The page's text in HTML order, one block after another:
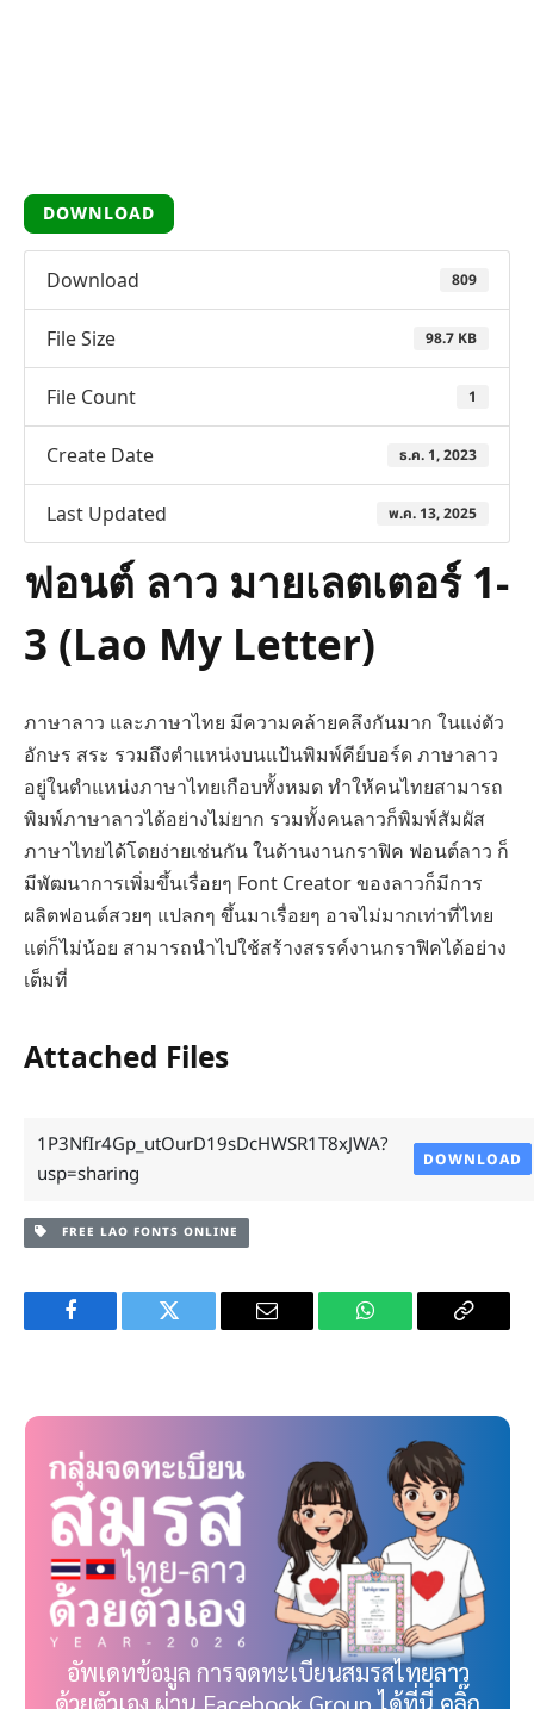
DOWNLOAD
Download 809
File Size 98.7 KB
File Count 1
Create Date ธ.ค. 1, 2023
Last Updated พ.ค. 13, 2025
ฟอนต์ ลาว มายเลตเตอร์ 1-
3 (Lao My Letter)
ภาษาลาว และภาษาไทย มีความคล้ายคลึงกันมาก ในแง่ตัว
อักษร สระ รวมถึงตำแหน่งบนแป้นพิมพ์คีย์บอร์ด ภาษาลาว
อยู่ในตำแหน่งภาษาไทยเกือบทั้งหมด ทำให้คนไทยสามารถ
พิมพ์ภาษาลาวได้อย่างไม่ยาก รวมทั้งคนลาวก็พิมพ์สัมผัส
ภาษาไทยได้โดยง่ายเช่นกัน ในด้านงานกราฟิค ฟอนต์ลาว ก็
มีพัฒนาการเพิ่มขึ้นเรื่อยๆ Font Creator ของลาวก็มีการ
ผลิตฟอนต์สวยๆ แปลกๆ ขึ้นมาเรื่อยๆ อาจไม่มากเท่าที่ไทย
แต่ก็ไม่น้อย สามารถนำไปใช้สร้างสรรค์งานกราฟิคได้อย่าง
เต็มที่
Attached Files
1P3NfIr4Gp_utOurD19sDcHWSR1T8xJWA?
usp=sharing
DOWNLOAD
FREE LAO FONTS ONLINE
Facebook Twitter Email WhatsApp Copy
อัพเดทข้อมูล การจดทะเบียนสมรสไทยลาว
ด้วยตัวเอง ผ่าน Facebook Group ได้ที่นี่ คลิ๊ก